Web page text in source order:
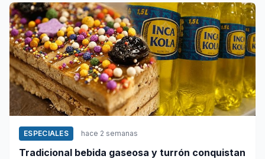
ESPECIALES hace 2 semanas
Tradicional bebida gaseosa y turrón conquistan